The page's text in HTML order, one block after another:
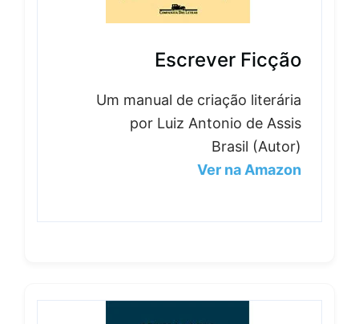
Escrever Ficção
Um manual de criação literária
por Luiz Antonio de Assis
Brasil (Autor)
Ver na Amazon